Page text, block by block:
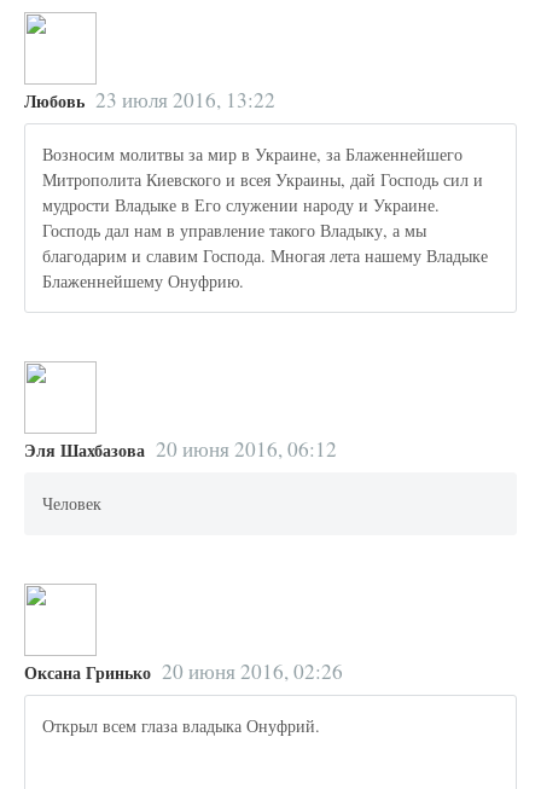
Любовь 23 июля 2016, 13:22
Возносим молитвы за мир в Украине, за Блаженнейшего
Митрополита Киевского и всея Украины, дай Господь сил и
мудрости Владыке в Его служении народу и Украине.
Господь дал нам в управление такого Владыку, а мы
благодарим и славим Господа. Многая лета нашему Владыке
Блаженнейшему Онуфрию.
Эля Шахбазова 20 июня 2016, 06:12
Человек
Оксана Гринько 20 июня 2016, 02:26
Открыл всем глаза владыка Онуфрий.